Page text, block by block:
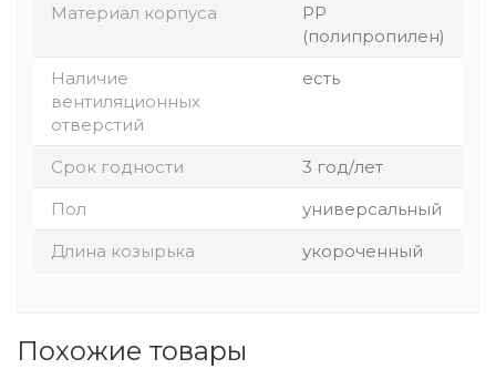
Материал корпуса
PP
(полипропилен)
Наличие
вентиляционных
отверстий
есть
Срок годности
3 год/лет
Пол
универсальный
Длина козырька
укороченный
Похожие товары